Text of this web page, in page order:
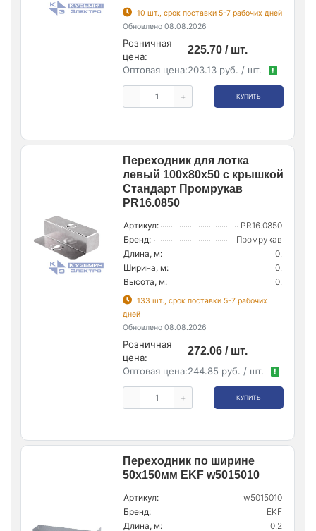
10 шт., срок поставки 5-7 рабочих дней
Обновлено 08.08.2026
Розничная
цена:
225.70 / шт.
Оптовая цена:203.13 руб. / шт. !
- + КУПИТЬ
Переходник для лотка
левый 100х80х50 с крышкой
Стандарт Промрукав
PR16.0850
Артикул:
PR16.0850
Бренд:
Промрукав
Длина, м:
0.
Ширина, м:
0.
Высота, м:
0.
133 шт., срок поставки 5-7 рабочих
дней
Обновлено 08.08.2026
Розничная
цена:
272.06 / шт.
Оптовая цена:244.85 руб. / шт. !
- + КУПИТЬ
Переходник по ширине
50х150мм EKF w5015010
Артикул:
w5015010
Бренд:
EKF
Длина, м:
0.2